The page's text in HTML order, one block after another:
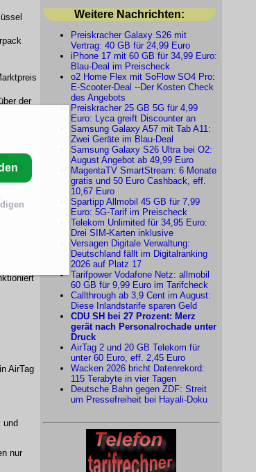
der
So
AirTag
und
nur
Weitere Nachrichten:
Preiskracher Galaxy S26 mit
Vertrag: 40 GB für 24,99 Euro
iPhone 17 mit 60 GB für 34,99 Euro:
Blau-Deal im Preischeck
o2 Home Flex mit SoFlow SO4 Pro:
E-Scooter-Deal --Der Kosten Check
des Angebots
Preiskracher 25 GB 5G für 4,99
Euro: Lyca greift Discounter an
Samsung Galaxy A57 mit Tab A11:
Zwei Geräte im Blau-Deal
Samsung Galaxy S26 Ultra bei O2:
August Angebot ab 49,99 Euro
MagentaTV SmartStream: 6 Monate
gratis und 50 Euro Cashback, eff.
10,67 Euro
Spartipp Allmobil 45 GB für 7,99
Euro: 5G-Tarif im Preischeck
Telekom Unlimited für 34,95 Euro:
Drei SIM-Karten inklusive
Versagen Digitale Verwaltung:
Deutschland fällt im Digitalranking
2026 auf Platz 17
Tarifpower Vodafone Netz: allmobil
60 GB für 9,99 Euro im Tarifcheck
Callthrough ab 3,9 Cent im August:
Diese Inlandstarife sparen Geld
CDU SH bei 27 Prozent: Merz
gerät nach Personalrochade unter
Druck
AirTag 2 und 20 GB Telekom für
unter 60 Euro, eff. 2,45 Euro
Wacken 2026 bricht Datenrekord:
115 Terabyte in vier Tagen
Deutsche Bahn gegen ZDF: Streit
um Pressefreiheit bei Hayali-Doku